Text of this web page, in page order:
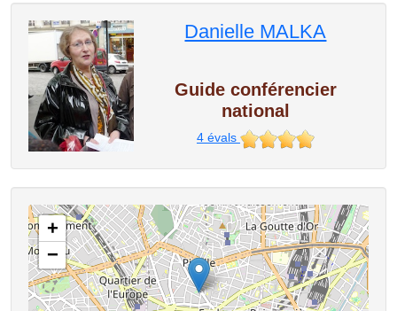
Danielle MALKA
Guide conférencier
national
4évals
+
−